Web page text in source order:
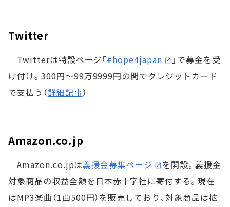
Twitter
Twitterは特設ページ「#hope4japan
」で募金を受
け付け。300円～99万9999円の間でクレジットカード
で支払う（詳細記事）
Amazon.co.jp
Amazon.co.jpは義援金募集ページ
を開設。義援金
対象商品の収益全額を日本赤十字社に寄付する。現在
はMP3楽曲（1曲500円）を販売しており、対象商品は拡